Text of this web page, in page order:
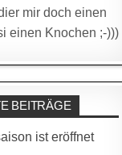
mir doch einen
einen Knochen ;-)))
BEITRÄGE
ist eröffnet